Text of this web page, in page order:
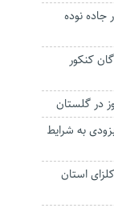
نوده
کنکور
در گلستان
به شرایط
استان